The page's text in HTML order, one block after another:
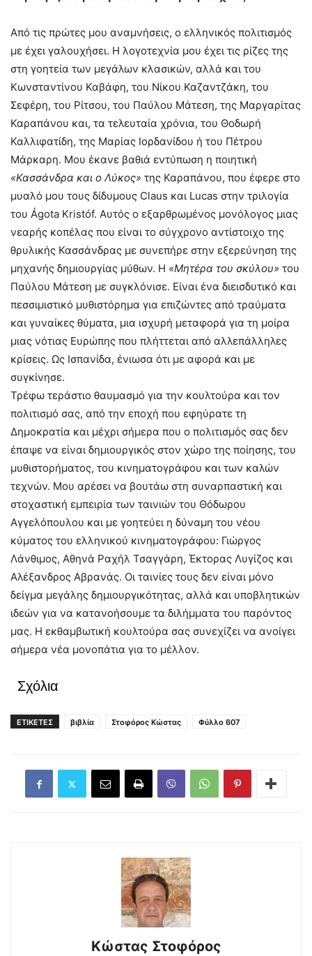
Από τις πρώτες μου αναμνήσεις, ο ελληνικός πολιτισμός
με έχει γαλουχήσει. Η λογοτεχνία μου έχει τις ρίζες της
στη γοητεία των μεγάλων κλασικών, αλλά και του
Κωνσταντίνου Καβάφη, του Νίκου Καζαντζάκη, του
Σεφέρη, του Ρίτσου, του Παύλου Μάτεση, της Μαργαρίτας
Καραπάνου και, τα τελευταία χρόνια, του Θοδωρή
Καλλιφατίδη, της Μαρίας Ιορδανίδου ή του Πέτρου
Μάρκαρη. Μου έκανε βαθιά εντύπωση η ποιητική
«Κασσάνδρα και ο Λύκος» της Καραπάνου, που έφερε στο
μυαλό μου τους δίδυμους Claus και Lucas στην τριλογία
του Ágota Kristóf. Αυτός ο εξαρθρωμένος μονόλογος μιας
νεαρής κοπέλας που είναι το σύγχρονο αντίστοιχο της
θρυλικής Κασσάνδρας με συνεπήρε στην εξερεύνηση της
μηχανής δημιουργίας μύθων. Η «Μητέρα του σκύλου» του
Παύλου Μάτεση με συγκλόνισε. Είναι ένα διεισδυτικό και
πεσσιμιστικό μυθιστόρημα για επιζώντες από τραύματα
και γυναίκες θύματα, μια ισχυρή μεταφορά για τη μοίρα
μιας νότιας Ευρώπης που πλήττεται από αλλεπάλληλες
κρίσεις. Ως Ισπανίδα, ένιωσα ότι με αφορά και με
συγκίνησε.
Τρέφω τεράστιο θαυμασμό για την κουλτούρα και τον
πολιτισμό σας, από την εποχή που εφηύρατε τη
Δημοκρατία και μέχρι σήμερα που ο πολιτισμός σας δεν
έπαψε να είναι δημιουργικός στον χώρο της ποίησης, του
μυθιστορήματος, του κινηματογράφου και των καλών
τεχνών. Μου αρέσει να βουτάω στη συναρπαστική και
στοχαστική εμπειρία των ταινιών του Θόδωρου
Αγγελόπουλου και με γοητεύει η δύναμη του νέου
κύματος του ελληνικού κινηματογράφου: Γιώργος
Λάνθιμος, Αθηνά Ραχήλ Τσαγγάρη, Έκτορας Λυγίζος και
Αλέξανδρος Αβρανάς. Οι ταινίες τους δεν είναι μόνο
δείγμα μεγάλης δημιουργικότητας, αλλά και υποβλητικών
ιδεών για να κατανοήσουμε τα διλήμματα του παρόντος
μας. Η εκθαμβωτική κουλτούρα σας συνεχίζει να ανοίγει
σήμερα νέα μονοπάτια για το μέλλον.
Σχόλια
ΕΤΙΚΕΤΕΣ βιβλία Στοφόρος Κώστας Φύλλο 607
Κώστας Στοφόρος